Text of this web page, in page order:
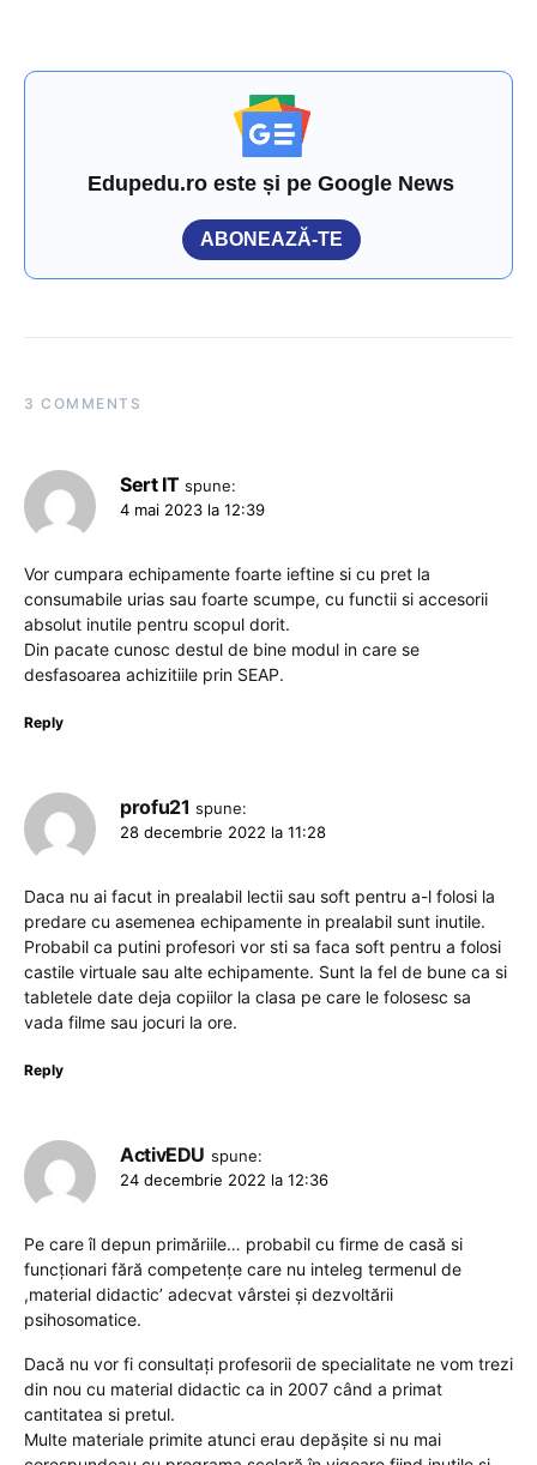
Edupedu.ro este și pe Google News
ABONEAZĂ-TE
3 COMMENTS
Sert IT spune:
4 mai 2023 la 12:39
Vor cumpara echipamente foarte ieftine si cu pret la
consumabile urias sau foarte scumpe, cu functii si accesorii
absolut inutile pentru scopul dorit.
Din pacate cunosc destul de bine modul in care se
desfasoarea achizitiile prin SEAP.
Reply
profu21 spune:
28 decembrie 2022 la 11:28
Daca nu ai facut in prealabil lectii sau soft pentru a-l folosi la
predare cu asemenea echipamente in prealabil sunt inutile.
Probabil ca putini profesori vor sti sa faca soft pentru a folosi
castile virtuale sau alte echipamente. Sunt la fel de bune ca si
tabletele date deja copiilor la clasa pe care le folosesc sa
vada filme sau jocuri la ore.
Reply
ActivEDU spune:
24 decembrie 2022 la 12:36
Pe care îl depun primăriile… probabil cu firme de casă si
funcționari fără competențe care nu inteleg termenul de
,material didactic’ adecvat vârstei și dezvoltării
psihosomatice.
Dacă nu vor fi consultați profesorii de specialitate ne vom trezi
din nou cu material didactic ca in 2007 când a primat
cantitatea si pretul.
Multe materiale primite atunci erau depășite si nu mai